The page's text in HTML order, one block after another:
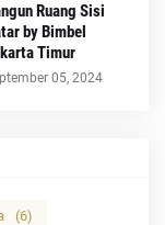
Ruang Sisi
by Bimbel
Timur
05, 2024
(6)